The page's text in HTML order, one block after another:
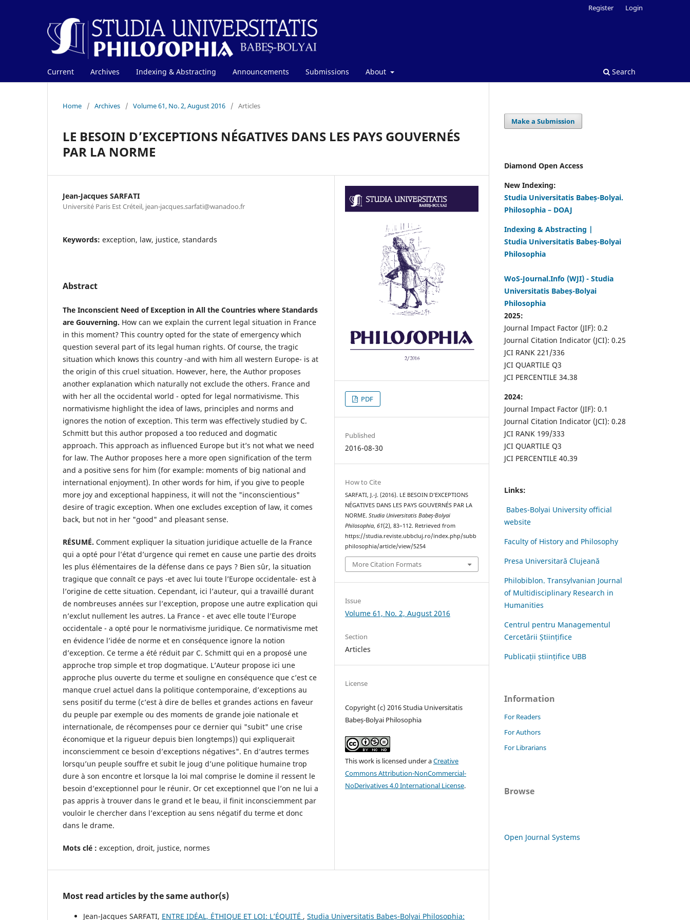
Current Archives Indexing & Abstracting Announcements Submissions About Search
Register Login
Home / Archives / Volume 61, No. 2, August 2016 / Articles
LE BESOIN D’EXCEPTIONS NÉGATIVES DANS LES PAYS GOUVERNÉS
PAR LA NORME
Jean-Jacques SARFATI
Université Paris Est Créteil, jean-jacques.sarfati@wanadoo.fr
Keywords: exception, law, justice, standards
Abstract
The Inconscient Need of Exception in All the Countries where Standards
are Gouverning. How can we explain the current legal situation in France
in this moment? This country opted for the state of emergency which
question several part of its legal human rights. Of course, the tragic
situation which knows this country -and with him all western Europe- is at
the origin of this cruel situation. However, here, the Author proposes
another explanation which naturally not exclude the others. France and
with her all the occidental world - opted for legal normativisme. This
normativisme highlight the idea of laws, principles and norms and
ignores the notion of exception. This term was effectively studied by C.
Schmitt but this author proposed a too reduced and dogmatic
approach. This approach as influenced Europe but it’s not what we need
for law. The Author proposes here a more open signification of the term
and a positive sens for him (for example: moments of big national and
international enjoyment). In other words for him, if you give to people
more joy and exceptional happiness, it will not the "inconscientious"
desire of tragic exception. When one excludes exception of law, it comes
back, but not in her "good" and pleasant sense.
RÉSUMÉ. Comment expliquer la situation juridique actuelle de la France
qui a opté pour l’état d’urgence qui remet en cause une partie des droits
les plus élémentaires de la défense dans ce pays ? Bien sûr, la situation
tragique que connaît ce pays -et avec lui toute l’Europe occidentale- est à
l’origine de cette situation. Cependant, ici l’auteur, qui a travaillé durant
de nombreuses années sur l’exception, propose une autre explication qui
n’exclut nullement les autres. La France - et avec elle toute l’Europe
occidentale - a opté pour le normativisme juridique. Ce normativisme met
en évidence l’idée de norme et en conséquence ignore la notion
d’exception. Ce terme a été réduit par C. Schmitt qui en a proposé une
approche trop simple et trop dogmatique. L’Auteur propose ici une
approche plus ouverte du terme et souligne en conséquence que c’est ce
manque cruel actuel dans la politique contemporaine, d’exceptions au
sens positif du terme (c’est à dire de belles et grandes actions en faveur
du peuple par exemple ou des moments de grande joie nationale et
internationale, de récompenses pour ce dernier qui "subit" une crise
économique et la rigueur depuis bien longtemps)) qui expliquerait
inconsciemment ce besoin d’exceptions négatives". En d’autres termes
lorsqu’un peuple souffre et subit le joug d’une politique humaine trop
dure à son encontre et lorsque la loi mal comprise le domine il ressent le
besoin d’exceptionnel pour le réunir. Or cet exceptionnel que l’on ne lui a
pas appris à trouver dans le grand et le beau, il finit inconsciemment par
vouloir le chercher dans l’exception au sens négatif du terme et donc
dans le drame.
Mots clé : exception, droit, justice, normes
PDF
Published
2016-08-30
How to Cite
SARFATI, J.-J. (2016). LE BESOIN D’EXCEPTIONS
NÉGATIVES DANS LES PAYS GOUVERNÉS PAR LA
NORME.Studia Universitatis Babeș-Bolyai
Philosophia,61(2), 83–112. Retrieved from
https://studia.reviste.ubbcluj.ro/index.php/subb
philosophia/article/view/5254
More Citation Formats
Issue
Volume 61, No. 2, August 2016
Section
Articles
License
Copyright (c) 2016 Studia Universitatis
Babeș-Bolyai Philosophia
This work is licensed under aCreative
Commons Attribution-NonCommercial-
NoDerivatives 4.0 International License.
Most read articles by the same author(s)
Jean-Jacques SARFATI, ENTRE IDÉAL, ÉTHIQUE ET LOI: L’ÉQUITÉ , Studia Universitatis Babeș-Bolyai Philosophia:
Make a Submission
Diamond Open Access
New Indexing:
Studia Universitatis Babeș-Bolyai.
Philosophia – DOAJ
Indexing & Abstracting |
Studia Universitatis Babeș-Bolyai
Philosophia
WoS-Journal.Info (WJI) - Studia
Universitatis Babeș-Bolyai
Philosophia
2025:
Journal Impact Factor (JIF): 0.2
Journal Citation Indicator (JCI): 0.25
JCI RANK 221/336
JCI QUARTILE Q3
JCI PERCENTILE 34.38
2024:
Journal Impact Factor (JIF): 0.1
Journal Citation Indicator (JCI): 0.28
JCI RANK 199/333
JCI QUARTILE Q3
JCI PERCENTILE 40.39
Links:
Babes-Bolyai University official
website
Faculty of History and Philosophy
Presa Universitară Clujeană
Philobiblon. Transylvanian Journal
of Multidisciplinary Research in
Humanities
Centrul pentru Managementul
Cercetării Științifice
Publicații științifice UBB
Information
For Readers
For Authors
For Librarians
Browse
Open Journal Systems